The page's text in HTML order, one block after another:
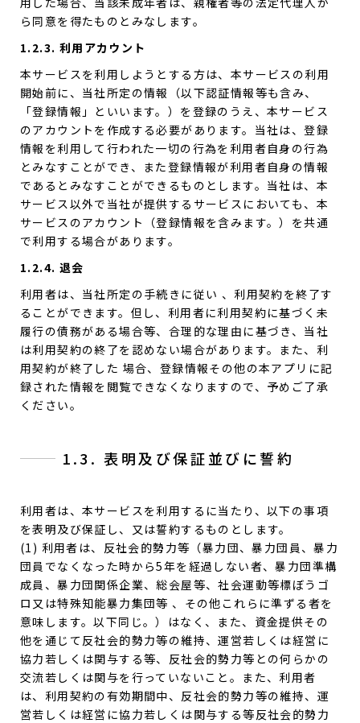
ら同意を得たものとみなします。
1.2.3. 利用アカウント
本サービスを利用しようとする方は、本サービスの利用
開始前に、当社所定の情報（以下認証情報等も含み、
「登録情報」といいます。）を登録のうえ、本サービス
のアカウントを作成する必要があります。当社は、登録
情報を利用して行われた一切の行為を利用者自身の行為
とみなすことができ、また登録情報が利用者自身の情報
であるとみなすことができるものとします。当社は、本
サービス以外で当社が提供するサービスにおいても、本
サービスのアカウント（登録情報を含みます。）を共通
で利用する場合があります。
1.2.4. 退会
利用者は、当社所定の手続きに従い 、利用契約を終了す
ることができます。但し、利用者に利用契約に基づく未
履行の債務がある場合等、合理的な理由に基づき、当社
は利用契約の終了を認めない場合があります。また、利
用契約が終了した 場合、登録情報その他の本アプリに記
録された情報を閲覧できなくなりますので、予めご了承
ください。
1.3. 表明及び保証並びに誓約
利用者は、本サービスを利用するに当たり、以下の事項
を表明及び保証し、又は誓約するものとします。
(1) 利用者は、反社会的勢力等（暴力団、暴力団員、暴力
団員でなくなった時から5年を経過しない者、暴力団準構
成員、暴力団関係企業、総会屋等、社会運動等標ぼうゴ
ロ又は特殊知能暴力集団等 、その他これらに準ずる者を
意味します。以下同じ。）はなく、また、資金提供その
他を通じて反社会的勢力等の維持、運営若しくは経営に
協力若しくは関与する等、反社会的勢力等との何らかの
交流若しくは関与を行っていないこと。また、利用者
は、利用契約の有効期間中、反社会的勢力等の維持、運
営若しくは経営に協力若しくは関与する等反社会的勢力